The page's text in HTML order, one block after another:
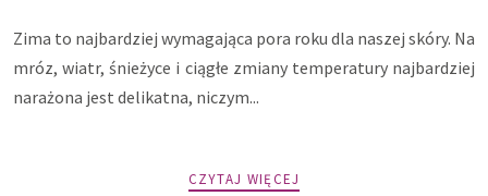
Zima to najbardziej wymagająca pora roku dla naszej skóry. Na
mróz, wiatr, śnieżyce i ciągłe zmiany temperatury najbardziej
narażona jest delikatna, niczym...
CZYTAJ WIĘCEJ